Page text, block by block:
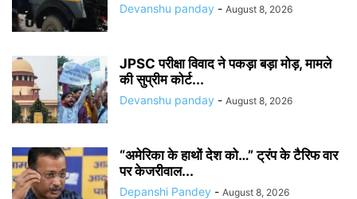
Devanshu panday - August 8, 2026
JPSC परीक्षा विवाद ने पकड़ा बड़ा मोड़, मामले
की सुप्रीम कोर्ट...
Devanshu panday - August 8, 2026
“अमेरिका के हाथों देश को…” ट्रंप के टैरिफ वार
पर केजरीवाल...
Depanshi Pandey - August 8, 2026